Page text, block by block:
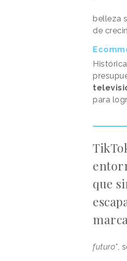
belleza
de
para
que
futuro" ,